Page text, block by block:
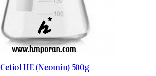
Cetiol HE (Neomin) 500g